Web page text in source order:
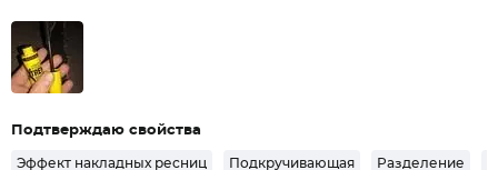
Подтверждаю свойства
Эффект накладных ресниц Подкручивающая Разделение